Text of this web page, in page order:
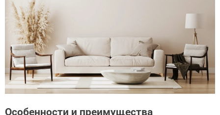
Особенности и преимущества